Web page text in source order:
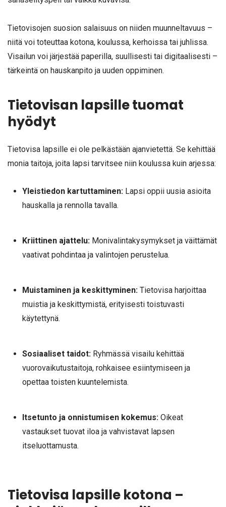
Tietovisojen suosion salaisuus on niiden muunneltavuus –
niitä voi toteuttaa kotona, koulussa, kerhoissa tai juhlissa.
Visailun voi järjestää paperilla, suullisesti tai digitaalisesti –
tärkeintä on hauskanpito ja uuden oppiminen.
Tietovisan lapsille tuomat
hyödyt
Tietovisa lapsille ei ole pelkästään ajanvietettä. Se kehittää
monia taitoja, joita lapsi tarvitsee niin koulussa kuin arjessa:
Yleistiedon kartuttaminen:Lapsi oppii uusia asioita
hauskalla ja rennolla tavalla.
Kriittinen ajattelu:Monivalintakysymykset ja väittämät
vaativat pohdintaa ja valintojen perustelua.
Muistaminen ja keskittyminen:Tietovisa harjoittaa
muistia ja keskittymistä, erityisesti toistuvasti
käytettynä.
Sosiaaliset taidot:Ryhmässä visailu kehittää
vuorovaikutustaitoja, rohkaisee esiintymiseen ja
opettaa toisten kuuntelemista.
Itsetunto ja onnistumisen kokemus:Oikeat
vastaukset tuovat iloa ja vahvistavat lapsen
itseluottamusta.
Tietovisa lapsille kotona –